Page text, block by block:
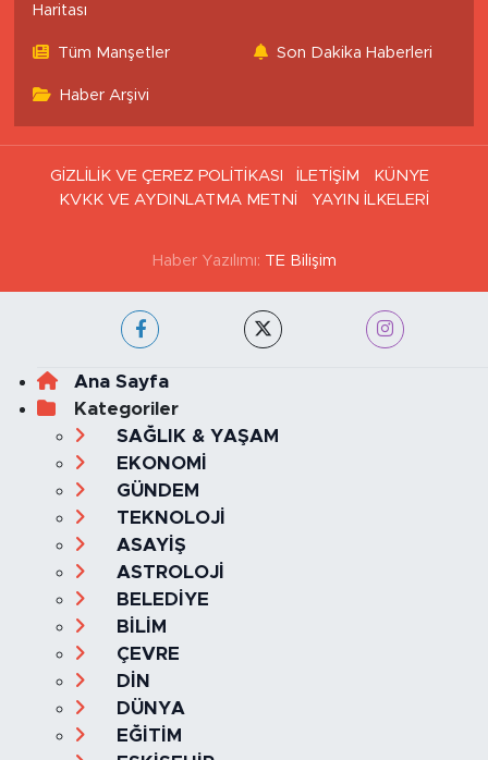
Haritası
Tüm Manşetler Son Dakika Haberleri
Haber Arşivi
GİZLİLİK VE ÇEREZ POLİTİKASI İLETİŞİM
KÜNYE
KVKK VE AYDINLATMA METNİ
YAYIN İLKELERİ
Haber Yazılımı: TE Bilişim
Ana Sayfa
Kategoriler
SAĞLIK & YAŞAM
EKONOMİ
GÜNDEM
TEKNOLOJİ
ASAYİŞ
ASTROLOJİ
BELEDİYE
BİLİM
ÇEVRE
DİN
DÜNYA
EĞİTİM